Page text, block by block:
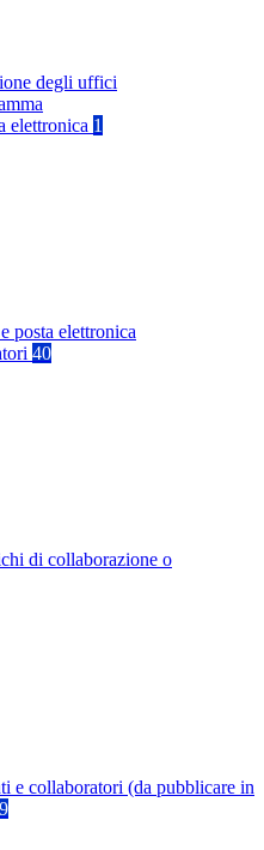
degli uffici
elettronica 1
posta elettronica
40
di collaborazione o
e collaboratori (da pubblicare in